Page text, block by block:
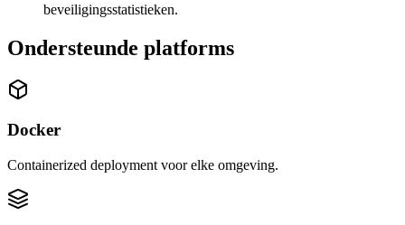
beveiligingsstatistieken.
Ondersteunde platforms
Docker
Containerized deployment voor elke omgeving.